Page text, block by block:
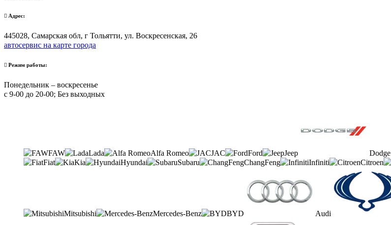
Адрес:
445028, Самарская обл, г Тольятти, ул. Воскресенская, 26
автосервис на карте города
Режим работы:
Понедельник – воскресенье
с 9-00 до 20-00; Без выходных
FAW Lada Alfa Romeo JAC Ford Jeep Dodge
Fiat
Kia Hyundai Subaru ChangFeng Infiniti Citroen
Mitsubishi Mercedes-Benz BYD Audi